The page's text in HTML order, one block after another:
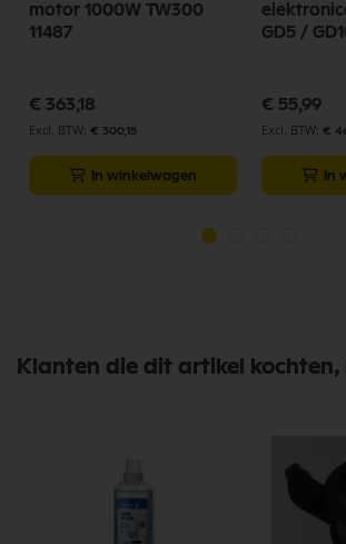
motor 1000W TW300
11487
€ 363,18
€ 300,15
In winkelwagen
GD5 /
€ 55,99
€
In
Klanten die dit artikel kochten,